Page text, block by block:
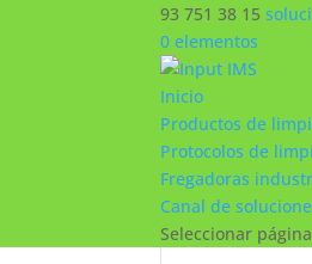
93 751 38 15
0 elementos
Inicio
Productos de
Protocolos de
Fregadoras
Canal de
Seleccionar página